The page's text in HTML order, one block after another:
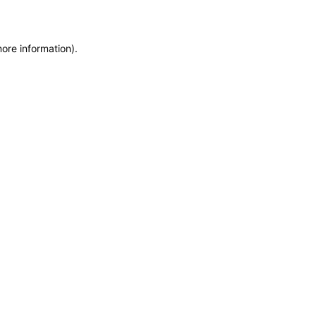
information).